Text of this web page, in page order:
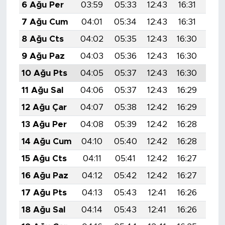
6 Ağu Per
03:59 05:33 12:43 16:31
7 Ağu Cum
04:01 05:34 12:43 16:31
8 Ağu Cts
04:02 05:35 12:43 16:30
9 Ağu Paz
04:03 05:36 12:43 16:30
10 Ağu Pts
04:05 05:37 12:43 16:30
11 Ağu Sal
04:06 05:37 12:43 16:29
12 Ağu Çar
04:07 05:38 12:42 16:29
13 Ağu Per
04:08 05:39 12:42 16:28
14 Ağu Cum
04:10 05:40 12:42 16:28
15 Ağu Cts
04:11 05:41 12:42 16:27
16 Ağu Paz
04:12 05:42 12:42 16:27
17 Ağu Pts
04:13 05:43 12:41 16:26
18 Ağu Sal
04:14 05:43 12:41 16:26